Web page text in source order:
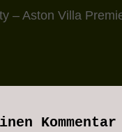
– Aston Villa
Kommentar